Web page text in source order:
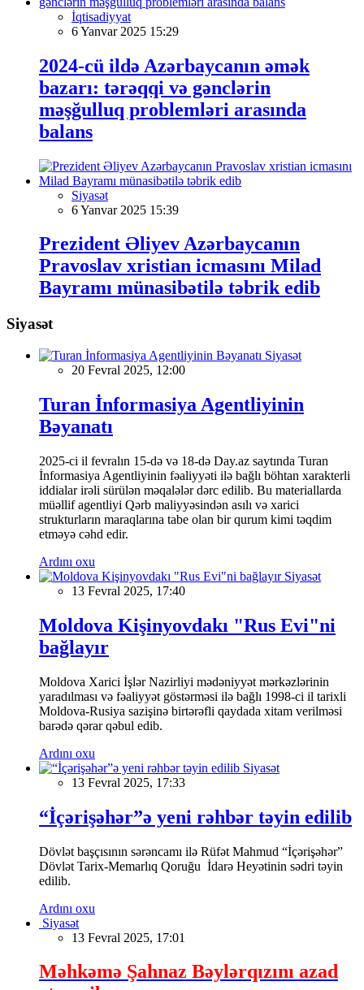
İqtisadiyyat
6 Yanvar 2025 15:29
2024-cü ildə Azərbaycanın əmək
bazarı: tərəqqi və gənclərin
məşğulluq problemləri arasında
balans
Siyasət
6 Yanvar 2025 15:39
Prezident Əliyev Azərbaycanın
Pravoslav xristian icmasını Milad
Bayramı münasibətilə təbrik edib
Siyasət
Siyasət
20 Fevral 2025, 12:00
Turan İnformasiya Agentliyinin
Bəyanatı
2025-ci il fevralın 15-də və 18-də Day.az saytında Turan
İnformasiya Agentliyinin fəaliyyəti ilə bağlı böhtan xarakterli
iddialar irəli sürülən məqalələr dərc edilib. Bu materiallarda
müəllif agentliyi Qərb maliyyəsindən asılı və xarici
strukturların maraqlarına tabe olan bir qurum kimi təqdim
etməyə cəhd edir.
Ardını oxu
Siyasət
13 Fevral 2025, 17:40
Moldova Kişinyovdakı "Rus Evi"ni
bağlayır
Moldova Xarici İşlər Nazirliyi mədəniyyət mərkəzlərinin
yaradılması və fəaliyyət göstərməsi ilə bağlı 1998-ci il tarixli
Moldova-Rusiya sazişinə birtərəfli qaydada xitam verilməsi
barədə qərar qəbul edib.
Ardını oxu
Siyasət
13 Fevral 2025, 17:33
“İçərişəhər”ə yeni rəhbər təyin edilib
Dövlət başçısının sərəncamı ilə Rüfət Mahmud “İçərişəhər”
Dövlət Tarix-Memarlıq Qoruğu İdarə Heyətinin sədri təyin
edilib.
Ardını oxu
Siyasət
13 Fevral 2025, 17:01
Məhkəmə Şahnaz Bəylərqızını azad